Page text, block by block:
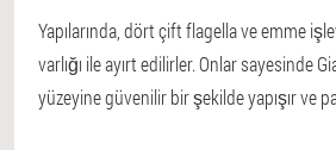
Yapılarında, dört çift flagella ve emme
varlığı ile ayırt edilirler. Onlar sayesinde
yüzeyine güvenilir bir şekilde yapışır ve